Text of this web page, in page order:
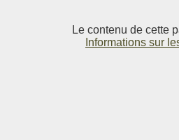
Le contenu de cette
Informations sur